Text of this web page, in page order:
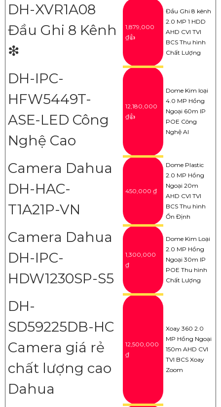
DH-XVR1A08
Đầu Ghi 8 Kênh
❇
1,879,000
₫👍
Đầu Ghi 8 kênh
2.0 MP 1 HDD
AHD CVI TVI
BCS Thu hình
Chất Lượng
DH-IPC-
HFW5449T-
ASE-LED Công
Nghệ Cao
12,180,000
₫👍
Dome Kim loại
4.0 MP Hồng
Ngoại 60m IP
POE Công
Nghệ AI
Camera Dahua
DH-HAC-
T1A21P-VN
450,000 ₫
Dome Plastic
2.0 MP Hồng
Ngoại 20m
AHD CVI TVI
BCS Thu hình
Ổn Định
Camera Dahua
DH-IPC-
HDW1230SP-S5
1,300,000
₫
Dome Kim Loại
2.0 MP Hồng
Ngoại 30m IP
POE Thu hình
Chất Lượng
DH-
SD59225DB-HC
Camera giá rẻ
chất lượng cao
Dahua
12,500,000
₫
Xoay 360 2.0
MP Hồng Ngoại
150m AHD CVI
TVI BCS Xoay
Zoom